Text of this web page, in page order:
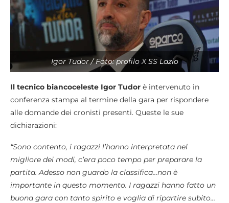
Igor Tudor / Foto: profilo X SS Lazio
Il tecnico biancoceleste Igor Tudor è intervenuto in
conferenza stampa al termine della gara per rispondere
alle domande dei cronisti presenti. Queste le sue
dichiarazioni:
“Sono contento, i ragazzi l’hanno interpretata nel
migliore dei modi, c’era poco tempo per preparare la
partita. Adesso non guardo la classifica…non è
importante in questo momento. I ragazzi hanno fatto un
buona gara con tanto spirito e voglia di ripartire subito…